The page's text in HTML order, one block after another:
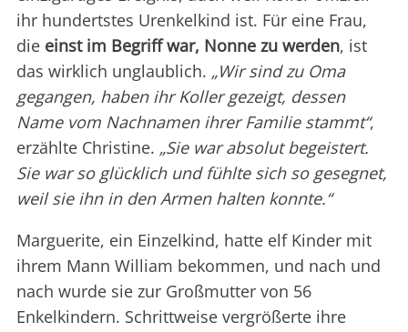
ihr hundertstes Urenkelkind ist. Für eine Frau,
die einst im Begriff war, Nonne zu werden, ist
das wirklich unglaublich. „Wir sind zu Oma
gegangen, haben ihr Koller gezeigt, dessen
Name vom Nachnamen ihrer Familie stammt“,
erzählte Christine. „Sie war absolut begeistert.
Sie war so glücklich und fühlte sich so gesegnet,
weil sie ihn in den Armen halten konnte.“
Marguerite, ein Einzelkind, hatte elf Kinder mit
ihrem Mann William bekommen, und nach und
nach wurde sie zur Großmutter von 56
Enkelkindern. Schrittweise vergrößerte ihre